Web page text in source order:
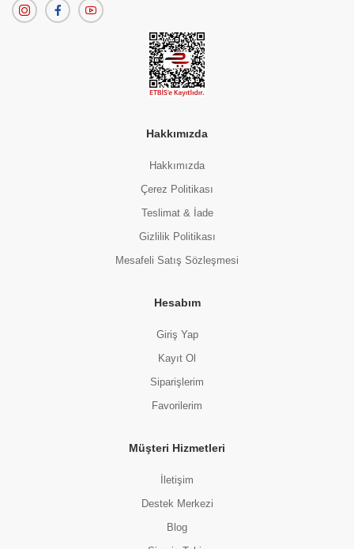
Hakkımızda
Hakkımızda
Çerez Politikası
Teslimat & İade
Gizlilik Politikası
Mesafeli Satış Sözleşmesi
Hesabım
Giriş Yap
Kayıt Ol
Siparişlerim
Favorilerim
Müşteri Hizmetleri
İletişim
Destek Merkezi
Blog